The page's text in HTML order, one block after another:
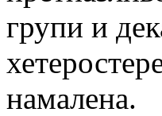
групи и
намалена.